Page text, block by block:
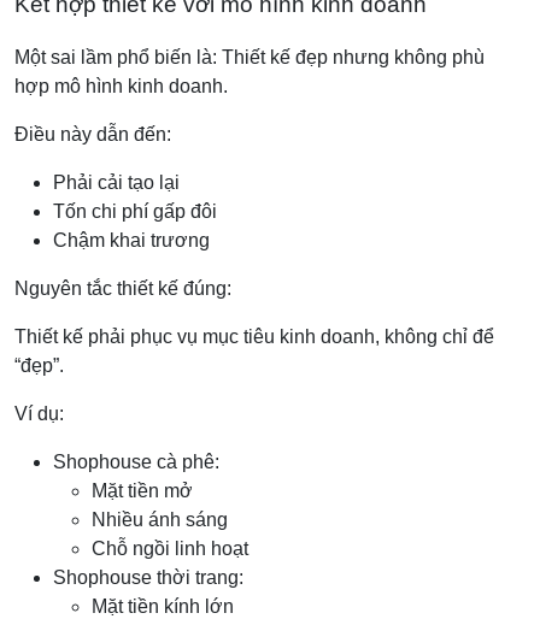
Một sai lầm phổ biến là: Thiết kế đẹp nhưng không phù
hợp mô hình kinh doanh.
Điều này dẫn đến:
Phải cải tạo lại
Tốn chi phí gấp đôi
Chậm khai trương
Nguyên tắc thiết kế đúng:
Thiết kế phải phục vụ mục tiêu kinh doanh, không chỉ để
“đẹp”.
Ví dụ:
Shophouse cà phê:
Mặt tiền mở
Nhiều ánh sáng
Chỗ ngồi linh hoạt
Shophouse thời trang:
Mặt tiền kính lớn